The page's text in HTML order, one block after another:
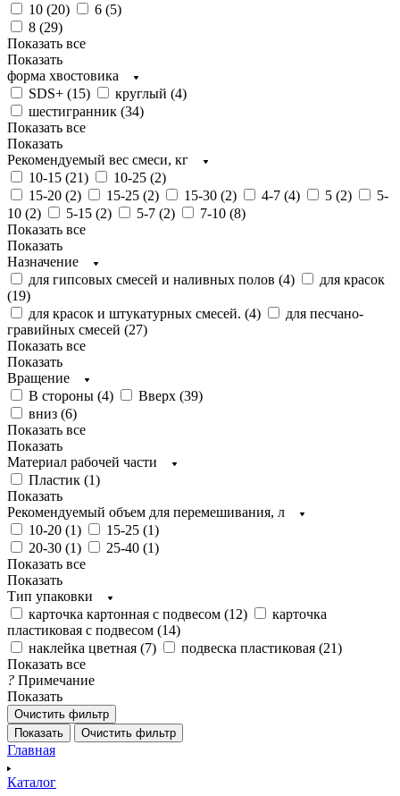
10 (20) 6 (5)
8 (29)
Показать все
Показать
форма хвостовика
SDS+ (15) круглый (4)
шестигранник (34)
Показать все
Показать
Рекомендуемый вес смеси, кг
10-15 (21) 10-25 (2)
15-20 (2) 15-25 (2) 15-30 (2) 4-7 (4) 5 (2)
5-
10 (2) 5-15 (2) 5-7 (2) 7-10 (8)
Показать все
Показать
Назначение
для гипсовых смесей и наливных полов (4)
для красок
(19)
для красок и штукатурных смесей. (4)
для песчано-
гравийных смесей (27)
Показать все
Показать
Вращение
В стороны (4) Вверх (39)
вниз (6)
Показать все
Показать
Материал рабочей части
Пластик (1)
Показать
Рекомендуемый объем для перемешивания, л
10-20 (1) 15-25 (1)
20-30 (1) 25-40 (1)
Показать все
Показать
Тип упаковки
карточка картонная с подвесом (12)
карточка
пластиковая с подвесом (14)
наклейка цветная (7) подвеска пластиковая (21)
Показать все
? Примечание
Показать
Очистить фильтр
Показать
Очистить фильтр
Главная
Каталог